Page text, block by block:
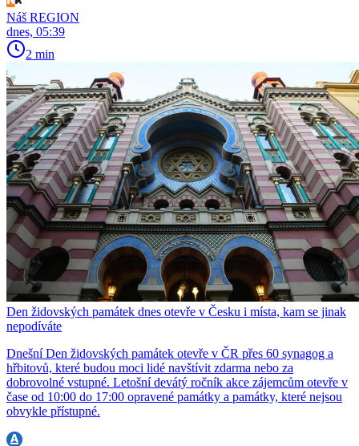
Náš REGION
dnes, 05:39
2 min
Den židovských památek dnes otevře v Česku i místa, kam se jinak
nepodíváte
Dnešní Den židovských památek otevře v ČR přes 60 synagog a
hřbitovů, které budou moci lidé navštívit zdarma nebo za
dobrovolné vstupné. Letošní devátý ročník akce zájemcům otevře v
čase od 10:00 do 17:00 opravené památky a památky, které nejsou
obvykle přístupné.